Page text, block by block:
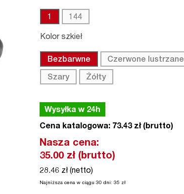
1 144
Kolor szkieł
Bezbarwne Czerwone lustrzane
Szary Żółty
Wysyłka w 24h
Cena katalogowa: 73.43 zł (brutto)
Nasza cena:
35.00 zł (brutto)
28.46 zł (netto)
Najniższa cena w ciągu 30 dni: 35 zł